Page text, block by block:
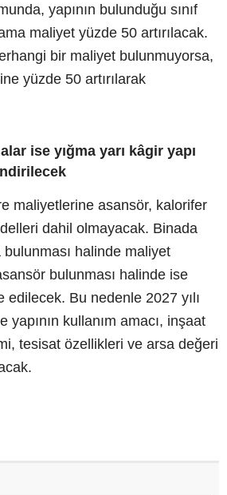
yapının bulunduğu sınıf
maliyet yüzde 50 artırılacak.
bir maliyet bulunmuyorsa,
yüzde 50 artırılarak
ise yığma yarı kâgir yapı
maliyetlerine asansör, kalorifer
dahil olmayacak. Binada
halinde maliyet
bulunması halinde ise
edilecek. Bu nedenle 2027 yılı
yapının kullanım amacı, inşaat
tesisat özellikleri ve arsa değeri